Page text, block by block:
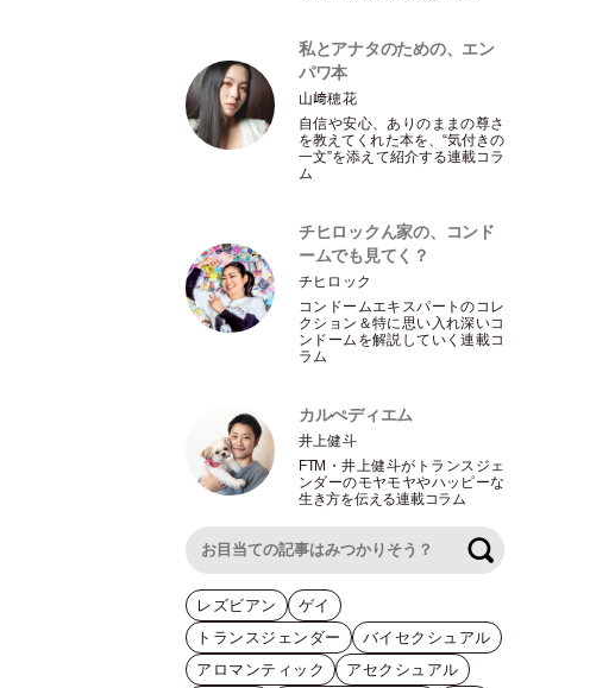
私とアナタのための、エン
パワ本
山﨑穂花
自信や安心、ありのままの尊さ
を教えてくれた本を、“気付きの
一文”を添えて紹介する連載コラ
ム
チヒロックん家の、コンド
ームでも見てく？
チヒロック
コンドームエキスパートのコレ
クション＆特に思い入れ深いコ
ンドームを解説していく連載コ
ラム
カルぺディエム
井上健斗
FTM ・井上健斗がトランスジェ
ンダーのモヤモヤやハッピーな
生き方を伝える連載コラム
レズビアン
ゲイ
トランスジェンダー
バイセクシュアル
アロマンティック
アセクシュアル